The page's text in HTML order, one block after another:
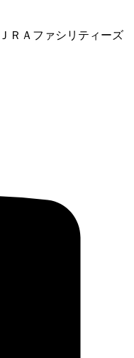
ＲＡファシリティーズ